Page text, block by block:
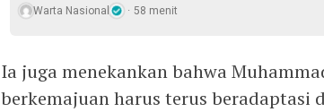
Warta Nasional 58 menit
Ia juga menekankan bahwa
berkemajuan harus terus beradaptasi